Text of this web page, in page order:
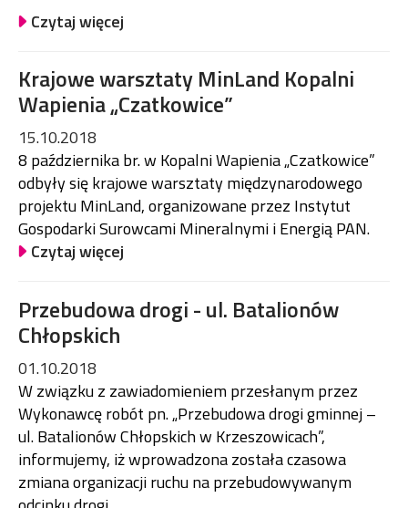
Czytaj więcej
Krajowe warsztaty MinLand Kopalni
Wapienia „Czatkowice”
15.10.2018
8 października br. w Kopalni Wapienia „Czatkowice”
odbyły się krajowe warsztaty międzynarodowego
projektu MinLand, organizowane przez Instytut
Gospodarki Surowcami Mineralnymi i Energią PAN.
Czytaj więcej
Przebudowa drogi - ul. Batalionów
Chłopskich
01.10.2018
W związku z zawiadomieniem przesłanym przez
Wykonawcę robót pn. „Przebudowa drogi gminnej –
ul. Batalionów Chłopskich w Krzeszowicach”,
informujemy, iż wprowadzona została czasowa
zmiana organizacji ruchu na przebudowywanym